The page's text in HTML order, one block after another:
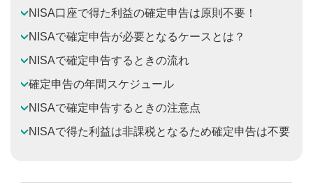
NISA口座で得た利益の確定申告は原則不要！
NISAで確定申告が必要となるケースとは？
NISAで確定申告するときの流れ
確定申告の年間スケジュール
NISAで確定申告するときの注意点
NISAで得た利益は非課税となるため確定申告は不要